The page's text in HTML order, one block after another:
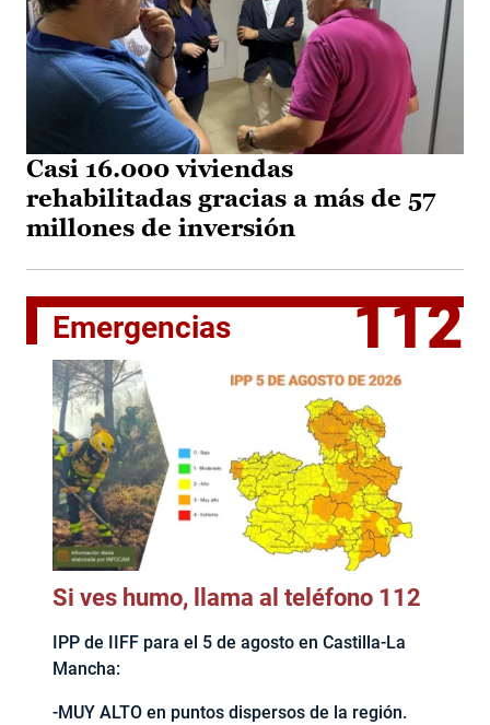
Casi 16.000 viviendas
rehabilitadas gracias a más de 57
millones de inversión
Emergencias 112
Si ves humo, llama al teléfono 112
IPP de IIFF para el 5 de agosto en Castilla-La
Mancha:
-MUY ALTO en puntos dispersos de la región.